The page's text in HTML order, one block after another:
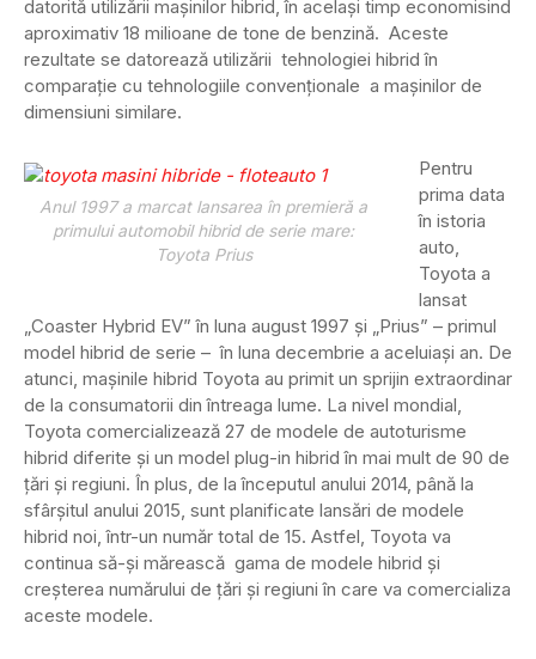
datorită utilizării mașinilor hibrid, în același timp economisind
aproximativ 18 milioane de tone de benzină. Aceste
rezultate se datorează utilizării tehnologiei hibrid în
comparație cu tehnologiile convenționale a mașinilor de
dimensiuni similare.
Anul 1997 a marcat lansarea în premieră a
primului automobil hibrid de serie mare:
Toyota Prius
Pentru
prima data
în istoria
auto,
Toyota a
lansat
„Coaster Hybrid EV” în luna august 1997 și „Prius” – primul
model hibrid de serie – în luna decembrie a aceluiași an. De
atunci, mașinile hibrid Toyota au primit un sprijin extraordinar
de la consumatorii din întreaga lume. La nivel mondial,
Toyota comercializează 27 de modele de autoturisme
hibrid diferite și un model plug-in hibrid în mai mult de 90 de
țări și regiuni. În plus, de la începutul anului 2014, până la
sfârșitul anului 2015, sunt planificate lansări de modele
hibrid noi, într-un număr total de 15. Astfel, Toyota va
continua să-și mărească gama de modele hibrid și
creșterea numărului de țări și regiuni în care va comercializa
aceste modele.